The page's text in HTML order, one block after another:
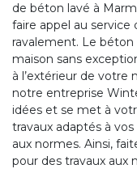
de béton lavé à
faire appel au
ravalement. Le béton
maison sans
à l’extérieur de votre
notre entreprise
idées et se met à
travaux adaptés à
aux normes. Ainsi,
pour des travaux aux